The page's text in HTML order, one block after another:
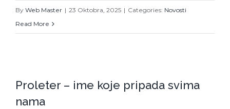
By Web Master | 23 Oktobra, 2025 | Categories: Novosti
Read More
nama
Proleter – ime koje pripada svima
nama